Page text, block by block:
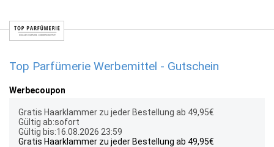
Top Parfümerie Werbemittel - Gutschein
Werbecoupon
Gratis Haarklammer zu jeder Bestellung ab 49,95€
Gültig ab:sofort
Gültig bis:16.08.2026 23:59
Gratis Haarklammer zu jeder Bestellung ab 49,95€